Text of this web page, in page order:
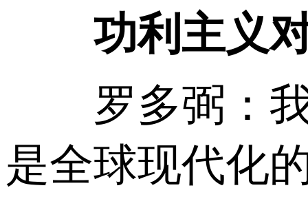
功利主义对
罗多弼：我
是全球现代化